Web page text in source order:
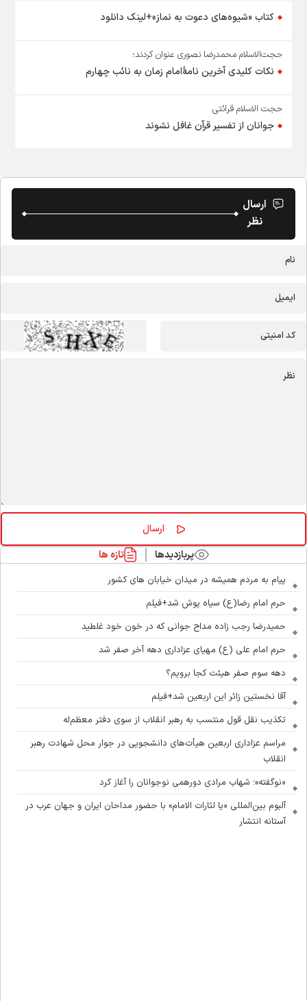
کتاب «شیوه‌های دعوت به نماز»+لینک دانلود
حجت‌الاسلام محمدرضا نصوری عنوان کردند؛
نکات کلیدی آخرین نامۀامام زمان به نائب چهارم
حجت الاسلام قرائتی
جوانان از تفسیر قرآن غافل نشوند
ارسال
نظر
پربازدیدها تازه ها
پیام به مردم همیشه در میدان خیابان های کشور
حرم امام رضا(ع) سیاه پوش شد+فیلم
حمیدرضا رجب زاده مداح جوانی که در خون خود غلطید
حرم امام علی (ع) مهیای عزاداری دهه آخر صفر شد
دهه سوم صفر هیئت کجا برویم؟
آقا نخستین زائر این اربعین شد+فیلم
تکذیب نقل قول منتسب به رهبر انقلاب از سوی دفتر معظم‌له
مراسم عزاداری اربعین هیأت‌های دانشجویی در جوار محل شهادت رهبر
انقلاب
«نوگفته»؛ شهاب مرادی دورهمی نوجوانان را آغاز کرد
آلبوم بین‌المللی «یا لثارات الامام» با حضور مداحان ایران و جهان عرب در
آستانه انتشار